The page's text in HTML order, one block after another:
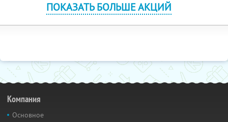
ПОКАЗАТЬ БОЛЬШЕ АКЦИЙ
Компания
Основное